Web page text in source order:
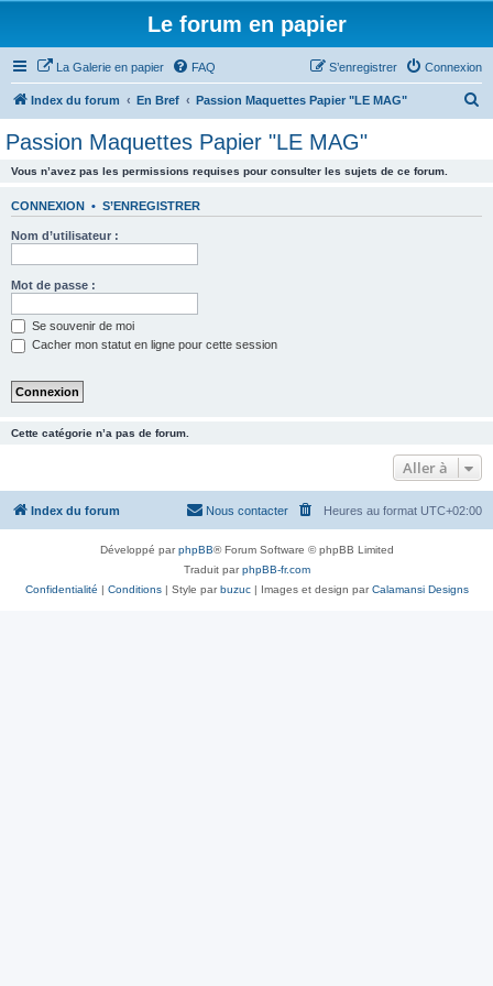
Le forum en papier
La Galerie en papier FAQ Connexion
S’enregistrer
Index du forum En Bref Passion Maquettes Papier "LE MAG"
Passion Maquettes Papier "LE MAG"
Vous n’avez pas les permissions requises pour consulter les sujets de ce forum.
CONNEXION • S’ENREGISTRER
Nom d’utilisateur :
Mot de passe :
Se souvenir de moi
Cacher mon statut en ligne pour cette session
Cette catégorie n’a pas de forum.
Aller à
Index du forum Heures au format UTC+02:00
Nous contacter
Développé parphpBB® Forum Software © phpBB Limited
Traduit parphpBB-fr.com
Confidentialité | Conditions| Style parbuzuc| Images et design parCalamansi Designs